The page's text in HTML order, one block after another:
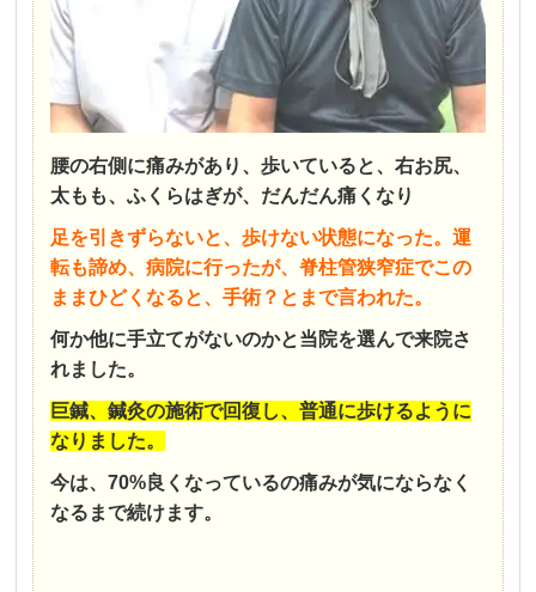
腰の右側に痛みがあり、歩いていると、右お尻、
太もも、ふくらはぎが、だんだん痛くなり
足を引きずらないと、歩けない状態になった。運
転も諦め、病院に行ったが、脊柱管狭窄症でこの
ままひどくなると、手術？とまで言われた。
何か他に手立てがないのかと当院を選んで来院さ
れました。
巨鍼、鍼灸の施術で回復し、普通に歩けるように
なりました。
今は、70%良くなっているの痛みが気にならなく
なるまで続けます。